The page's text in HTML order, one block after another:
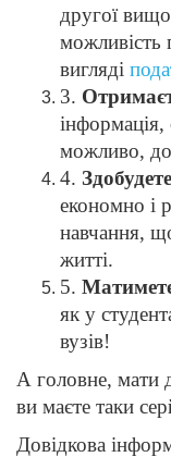
другої
можливість
вигляді
3.
інформація,
можливо,
4. Здобудете
економно і
навчання,
житті.
5.
як у
вузів!
А головне, мати
ви маєте таки
Довідкова